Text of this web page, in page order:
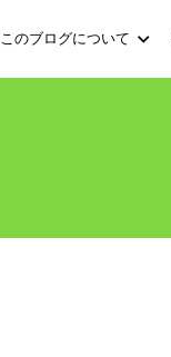
このブログについて